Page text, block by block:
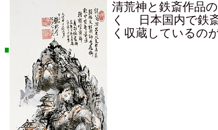
清荒神と鉄斎作品
く 日本国内で鉄
く収蔵しているの